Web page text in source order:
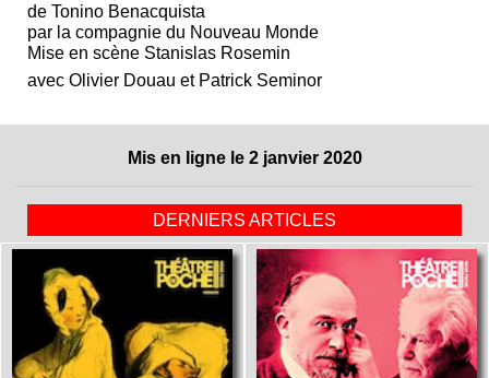
de Tonino Benacquista
par la compagnie du Nouveau Monde
Mise en scène Stanislas Rosemin
avec Olivier Douau et Patrick Seminor
Mis en ligne le 2 janvier 2020
DERNIERS ARTICLES